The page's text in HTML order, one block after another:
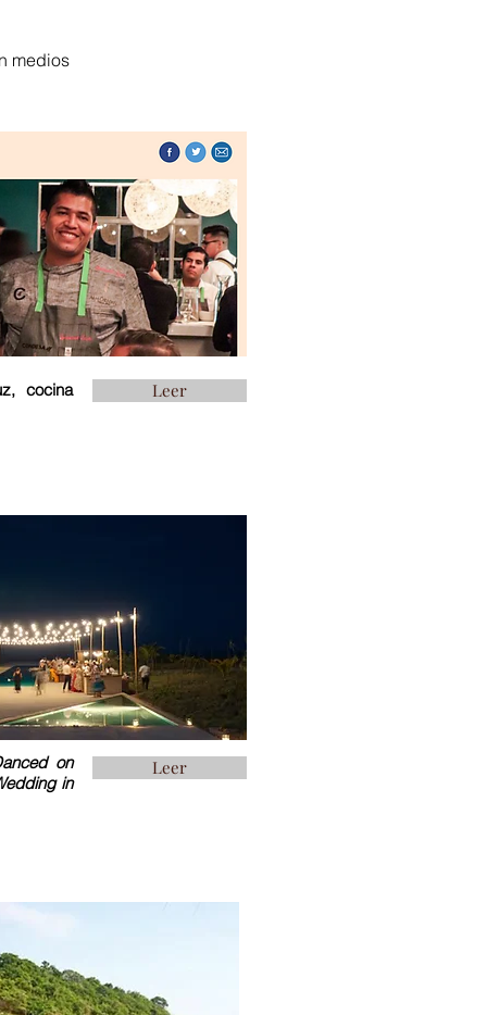
medios
cocina Leer
on
in
Leer